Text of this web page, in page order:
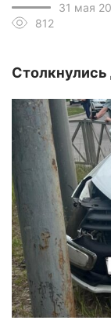
31 мая
812